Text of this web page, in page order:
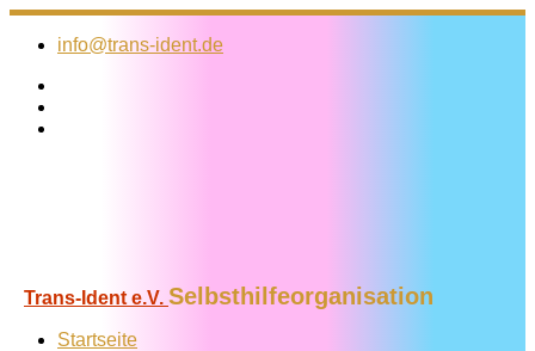
Zum
Inhalt
info@trans-ident.de
Trans-Ident e.V. Selbsthilfeorganisation
Startseite